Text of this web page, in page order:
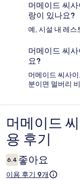
머메이드 씨
랑이 있나요?
예, 시설 내 레스
머메이드 씨
요?
머메이드 씨사
분이면 멀버리
이
용
후
기
머메이드
용 후기
6.4 좋아요
이용 후기 9개